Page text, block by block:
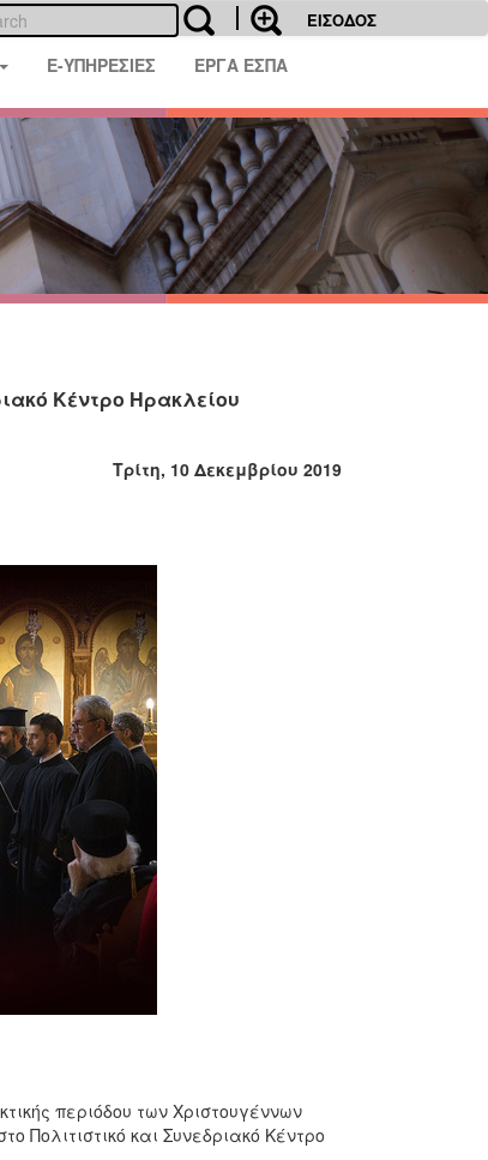
ΕΙΣΟΔΟΣ
E-ΥΠΗΡΕΣΙΕΣ ΕΡΓΑ ΕΣΠΑ
Κέντρο Ηρακλείου
Τρίτη, 10 Δεκεμβρίου 2019
περιόδου των Χριστουγέννων
Πολιτιστικό και Συνεδριακό Κέντρο